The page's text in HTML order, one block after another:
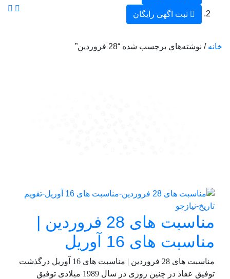
ثبت اگهی رایگان
خانه / نوشته‌های برچسب شده “28 فروردین”
مناسبت های 28 فروردین |
مناسبت های 16 آوریل
مناسبت های 28 فروردین | مناسبت های 16 آوریل درگذشت
توفیق عفاد در چنین روزی در سال 1989 میلادی توفیق